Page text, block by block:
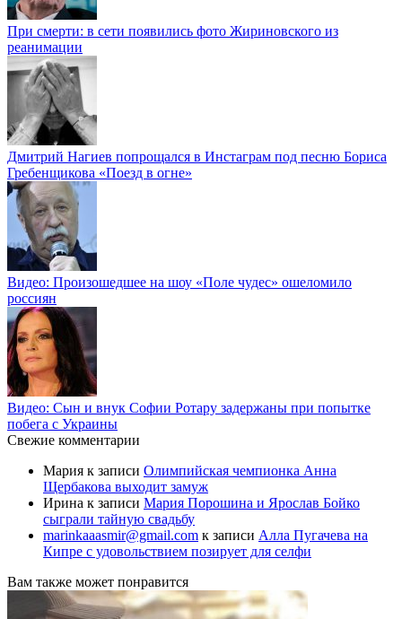
При смерти: в сети появились фото Жириновского из
реанимации
Дмитрий Нагиев попрощался в Инстаграм под песню Бориса
Гребенщикова «Поезд в огне»
Видео: Произошедшее на шоу «Поле чудес» ошеломило
россиян
Видео: Сын и внук Софии Ротару задержаны при попытке
побега с Украины
Свежие комментарии
Мария к записи Олимпийская чемпионка Анна
Щербакова выходит замуж
Ирина к записи Мария Порошина и Ярослав Бойко
сыграли тайную свадьбу
marinkaaasmir@gmail.com к записи Алла Пугачева на
Кипре с удовольствием позирует для селфи
Вам также может понравится